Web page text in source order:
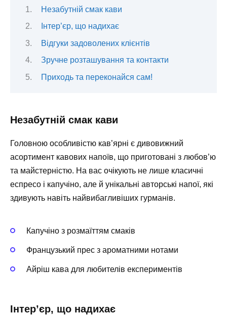
Незабутній смак кави
Інтер’єр, що надихає
Відгуки задоволених клієнтів
Зручне розташування та контакти
Приходь та переконайся сам!
Незабутній смак кави
Головною особливістю кав’ярні є дивовижний
асортимент кавових напоїв, що приготовані з любов’ю
та майстерністю. На вас очікують не лише класичні
еспресо і капучіно, але й унікальні авторські напої, які
здивують навіть найвибагливіших гурманів.
Капучіно з розмаїттям смаків
Французький прес з ароматними нотами
Айріш кава для любителів експериментів
Інтер’єр, що надихає